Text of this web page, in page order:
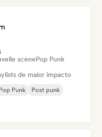
scenePop Punk
de maior impacto
Punk
Post punk